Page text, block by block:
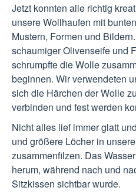
Jetzt konnten alle richtig
unsere Wollhaufen mit
Mustern, Formen und
schaumiger Olivenseife und
schrumpfte die Wolle
beginnen. Wir verwendeten
sich die Härchen der Wolle
verbinden und fest werden
Nicht alles lief immer glatt
und größere Löcher in
zusammenfilzen. Das
herum, während nach und
Sitzkissen sichtbar wurde.